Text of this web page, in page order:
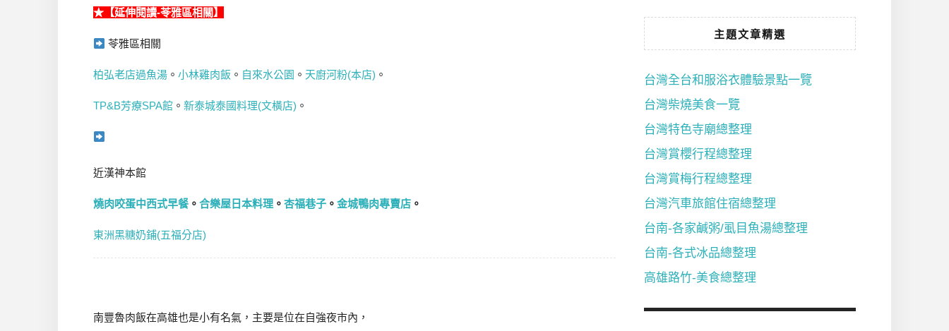
★【延伸閱讀-苓雅區相關】
苓雅區相關
柏弘老店過魚湯 。 小林雞肉飯 。 自來水公園 。 天廚河粉(本店) 。
TP&B芳療SPA館 。 新泰城泰國料理(文橫店) 。
近漢神本館
燒肉咬蛋中西式早餐。 合樂屋日本料理 。 杏福巷子 。 金城鴨肉專賣店 。
東洲黑糖奶鋪(五福分店)
南豐魯肉飯在高雄也是小有名氣，主要是位在自強夜市內，
主題文章精選
台灣全台和服浴衣體驗景點一覽
台灣柴燒美食一覽
台灣特色寺廟總整理
台灣賞櫻行程總整理
台灣賞梅行程總整理
台灣汽車旅館住宿總整理
台南-各家鹹粥/虱目魚湯總整理
台南-各式冰品總整理
高雄路竹-美食總整理